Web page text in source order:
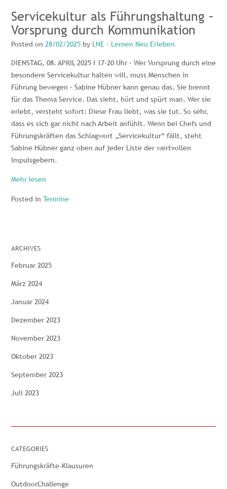
Servicekultur als Führungshaltung –
Vorsprung durch Kommunikation
Posted on 28/02/2025 by LNE - Lernen Neu Erleben
DIENSTAG, 08. APRIL 2025 I 17–20 Uhr – Wer Vorsprung durch eine
besondere Servicekultur halten will, muss Menschen in
Führung bewegen – Sabine Hübner kann genau das. Sie brennt
für das Thema Service. Das sieht, hört und spürt man. Wer sie
erlebt, versteht sofort: Diese Frau liebt, was sie tut. So sehr,
dass es sich gar nicht nach Arbeit anfühlt. Wenn bei Chefs und
Führungskräften das Schlagwort „Servicekultur“ fällt, steht
Sabine Hübner ganz oben auf jeder Liste der wertvollen
Impulsgebern.
Mehr lesen
Posted in Termine
ARCHIVES
Februar 2025
März 2024
Januar 2024
Dezember 2023
November 2023
Oktober 2023
September 2023
Juli 2023
CATEGORIES
Führungskräfte-Klausuren
OutdoorChallenge